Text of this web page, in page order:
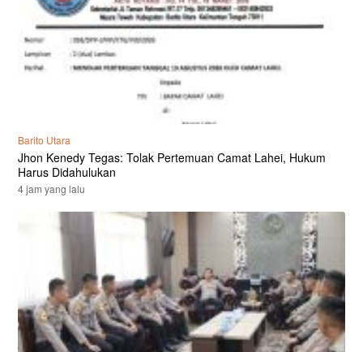
Barito Utara
Jhon Kenedy Tegas: Tolak Pertemuan Camat Lahei, Hukum
Harus Didahulukan
4 jam yang lalu